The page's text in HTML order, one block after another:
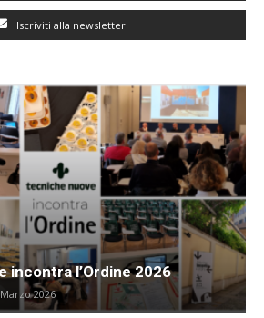
Iscriviti alla newsletter
incontra l’Ordine 2026
2026